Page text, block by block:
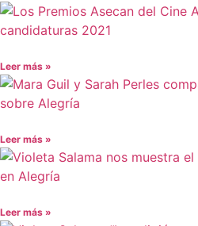
Leer más »
Leer más »
Leer más »